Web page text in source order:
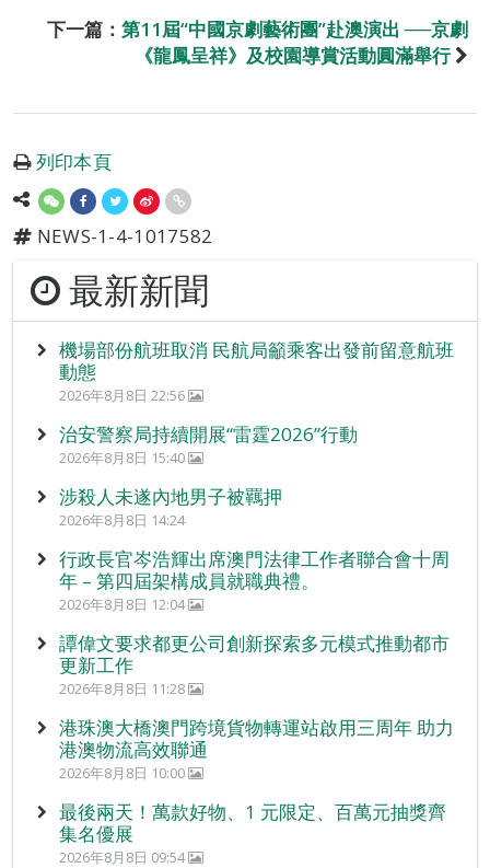
下一篇： 第11屆“中國京劇藝術團”赴澳演出 ──京劇
《龍鳳呈祥》及校園導賞活動圓滿舉行
列印本頁
NEWS-1-4-1017582
最新新聞
機場部份航班取消 民航局籲乘客出發前留意航班
動態
2026年8月8日 22:56
治安警察局持續開展“雷霆2026”行動
2026年8月8日 15:40
涉殺人未遂內地男子被羈押
2026年8月8日 14:24
行政長官岑浩輝出席澳門法律工作者聯合會十周
年 – 第四屆架構成員就職典禮。
2026年8月8日 12:04
譚偉文要求都更公司創新探索多元模式推動都市
更新工作
2026年8月8日 11:28
港珠澳大橋澳門跨境貨物轉運站啟用三周年 助力
港澳物流高效聯通
2026年8月8日 10:00
最後兩天！萬款好物、1 元限定、百萬元抽獎齊
集名優展
2026年8月8日 09:54